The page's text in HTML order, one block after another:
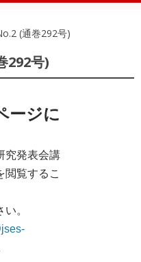
(通巻292号)
292号)
ージに
究発表会講
閲覧するこ
。